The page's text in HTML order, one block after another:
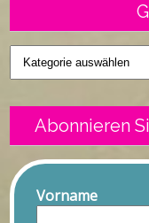
Geschriebenes
Abonnieren
Vorname